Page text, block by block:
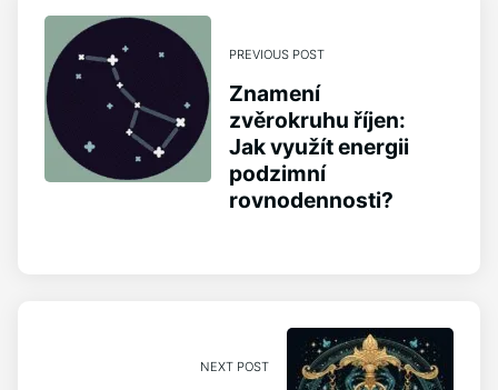
PREVIOUS POST
Znamení
zvěrokruhu říjen:
Jak využít energii
podzimní
rovnodennosti?
NEXT POST